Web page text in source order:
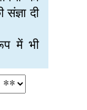
दी
में भी